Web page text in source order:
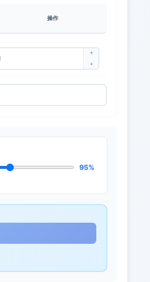
操作
95%